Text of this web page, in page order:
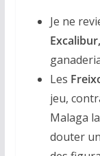
Je ne
Excalibur,
Les
jeu,
Malaga
douter